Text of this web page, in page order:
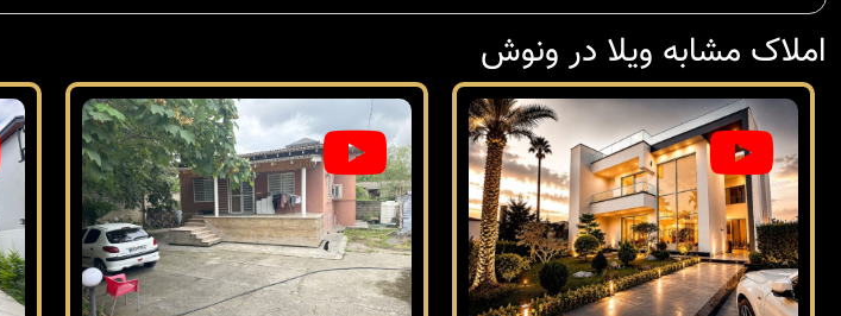
املاک مشابه ویلا در ونوش